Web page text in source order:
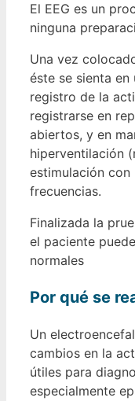
El EEG es un
ninguna
Una vez
éste se sienta en
registro de la
registrarse en
abiertos, y en
hiperventilación
estimulación
frecuencias.
Finalizada la
el paciente
normales
Por qué se
Un
cambios en la
útiles para
especialmente